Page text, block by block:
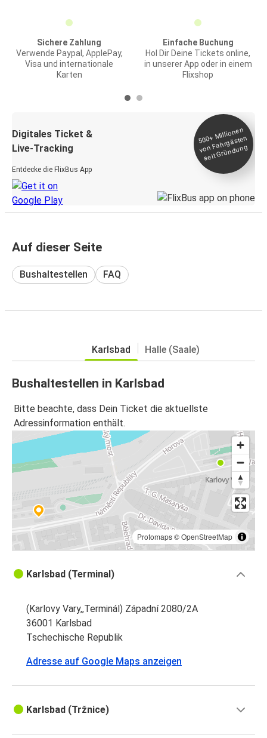
Sichere Zahlung
Verwende Paypal, ApplePay,
Visa und internationale
Karten
Einfache Buchung
Hol Dir Deine Tickets online,
in unserer App oder in einem
Flixshop
Digitales Ticket &
Live-Tracking
Entdecke die FlixBus App
500+
Millionen
von Fahrgästen
seit
Gründung
Auf dieser Seite
Bushaltestellen FAQ
Karlsbad Halle (Saale)
Bushaltestellen in Karlsbad
Bitte beachte, dass Dein Ticket die aktuellste
Adressinformation enthält.
Protomaps©OpenStreetMap
Karlsbad (Terminal)
(Karlovy Vary,,Terminál) Západní 2080/2A
36001 Karlsbad
Tschechische Republik
Adresse auf Google Maps anzeigen
Karlsbad (Tržnice)